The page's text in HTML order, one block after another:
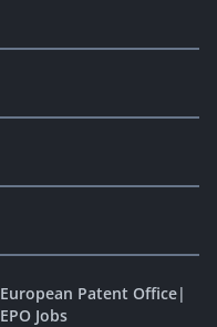
European Patent Office|
EPO Jobs